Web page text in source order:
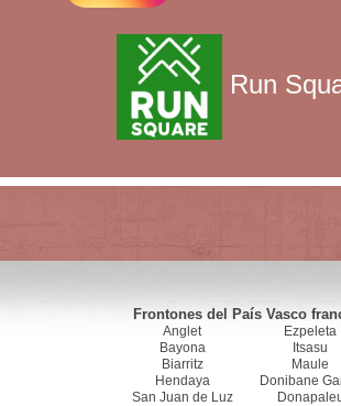
Run
Frontones del País Vasco
Anglet
Bayona
Biarritz
Hendaya
San Juan de Luz
Ezpeleta
Itsasu
Maule
Donibane